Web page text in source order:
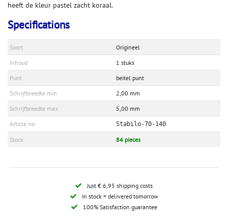
heeft de kleur pastel zacht koraal.
Specifications
Soort
Origineel
Inhoud
1 stuks
Punt
beitel punt
Schrijfbreedte min
2,00 mm
Schrijfbreedte max
5,00 mm
Article no
Stabilo-70-140
Stock 84 pieces
Just € 6,95 shipping costs
In stock = delivered tomorrow
100% Satisfaction guarantee